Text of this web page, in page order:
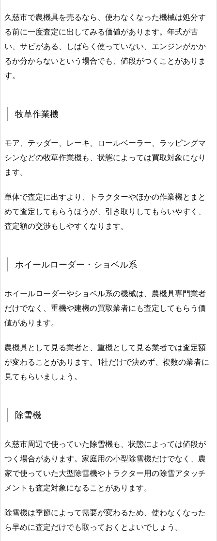
久慈市で農機具を売るなら、使わなくなった機械は処分す
る前に一度査定に出してみる価値があります。年式が古
い、サビがある、しばらく使っていない、エンジンがかか
るか分からないという場合でも、値段がつくことがありま
す。
牧草作業機
モア、テッダー、レーキ、ロールベーラー、ラッピングマ
シンなどの牧草作業機も、状態によっては買取対象になり
ます。
単体で査定に出すより、トラクターやほかの作業機とまと
めて査定してもらうほうが、引き取りしてもらいやすく、
査定額の交渉もしやすくなります。
ホイールローダー・ショベル系
ホイールローダーやショベル系の機械は、農機具専門業者
だけでなく、重機や建機の買取業者にも査定してもらう価
値があります。
農機具として見る業者と、重機として見る業者では査定額
が変わることがあります。1社だけで決めず、複数の業者に
見てもらいましょう。
除雪機
久慈市周辺で使っていた除雪機も、状態によっては値段が
つく場合があります。家庭用の小型除雪機だけでなく、農
家で使っていた大型除雪機やトラクター用の除雪アタッチ
メントも査定対象になることがあります。
除雪機は季節によって需要が変わるため、使わなくなった
ら早めに査定だけでも取っておくとよいでしょう。